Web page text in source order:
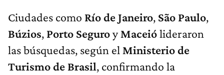
Ciudades como Río de Janeiro, São Paulo,
Búzios, Porto SeguroyMaceiólideraron
las búsquedas, según el Ministerio de
Turismo de Brasil, confirmando la